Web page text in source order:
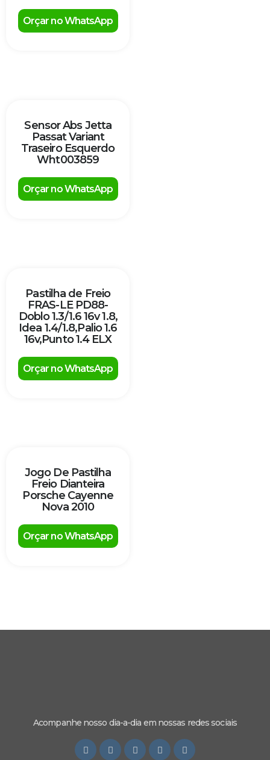
Orçar no WhatsApp
Sensor Abs Jetta
Passat Variant
Traseiro Esquerdo
Wht003859
Orçar no WhatsApp
Pastilha de Freio
FRAS-LE PD88-
Doblo 1.3/1.6 16v 1.8,
Idea 1.4/1.8,Palio 1.6
16v,Punto 1.4 ELX
Orçar no WhatsApp
Jogo De Pastilha
Freio Dianteira
Porsche Cayenne
Nova 2010
Orçar no WhatsApp
Acompanhe nosso dia-a-dia em nossas redes sociais